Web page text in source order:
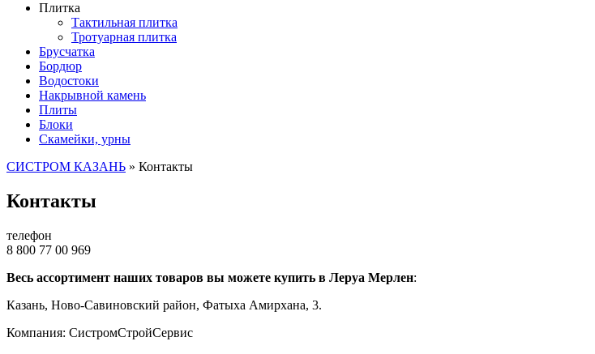
Плитка
Тактильная плитка
Тротуарная плитка
Брусчатка
Бордюр
Водостоки
Накрывной камень
Плиты
Блоки
Скамейки, урны
СИСТРОМ КАЗАНЬ » Контакты
Контакты
телефон
8 800 77 00 969
Весь ассортимент наших товаров вы можете купить в Леруа Мерлен:
Казань, Ново-Савиновский район, Фатыха Амирхана, 3.
Компания: СистромСтройСервис